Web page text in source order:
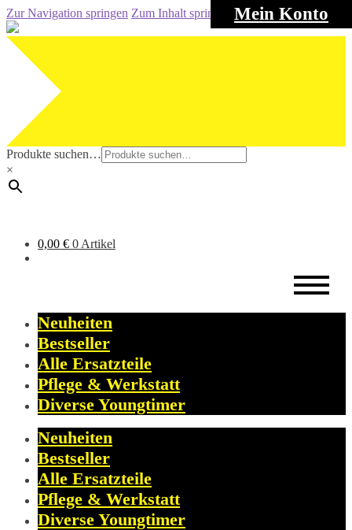
Mein Konto
Zur Navigation springen Zum Inhalt springen
Produkte suchen…
×
0,00 € 0 Artikel
Neuheiten
Bestseller
Alle Ersatzteile
Pflege & Werkstatt
Diverse Youngtimer
Neuheiten
Bestseller
Alle Ersatzteile
Pflege & Werkstatt
Diverse Youngtimer